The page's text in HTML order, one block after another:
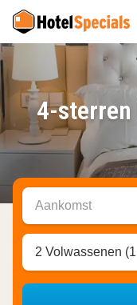
4-sterren
Aankomst
2 Volwassenen